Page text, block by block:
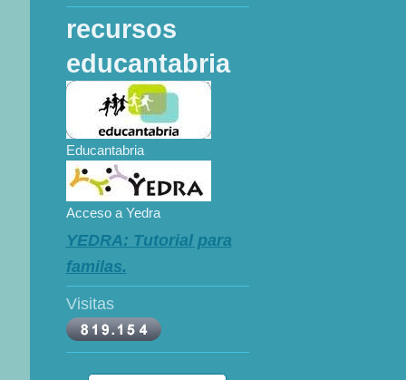
recursos
educantabria
Educantabria
Acceso a Yedra
YEDRA: Tutorial para
familas.
Visitas